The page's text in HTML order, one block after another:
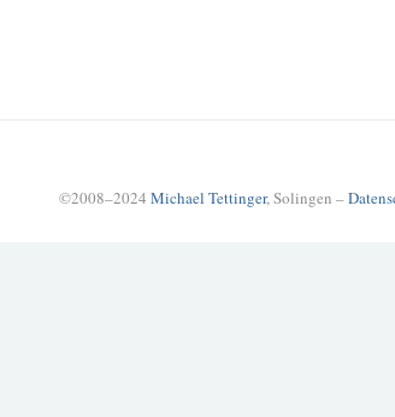
©2008–2024 Michael Tettinger, Solingen –